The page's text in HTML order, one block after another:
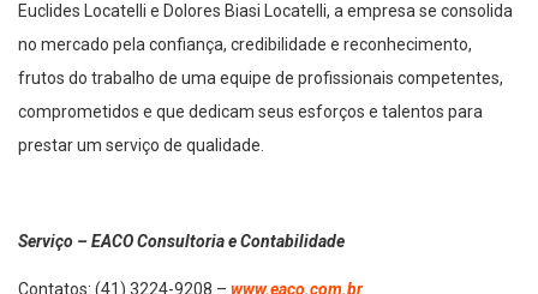
Euclides Locatelli e Dolores Biasi Locatelli, a empresa se consolida
no mercado pela confiança, credibilidade e reconhecimento,
frutos do trabalho de uma equipe de profissionais competentes,
comprometidos e que dedicam seus esforços e talentos para
prestar um serviço de qualidade.
Serviço – EACO Consultoria e Contabilidade
Contatos: (41) 3224-9208 – www.eaco.com.br